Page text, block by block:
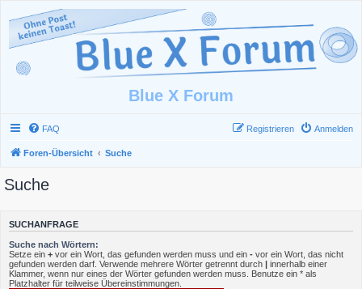
Blue X Forum
FAQ Anmelden
Registrieren
Foren-Übersicht Suche
Suche
SUCHANFRAGE
Suche nach Wörtern:
Setze ein + vor ein Wort, das gefunden werden muss und ein - vor ein Wort, das nicht
gefunden werden darf. Verwende mehrere Wörter getrennt durch | innerhalb einer
Klammer, wenn nur eines der Wörter gefunden werden muss. Benutze ein * als
Platzhalter für teilweise Übereinstimmungen.